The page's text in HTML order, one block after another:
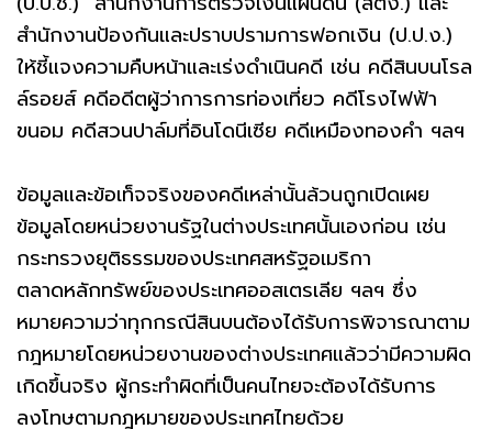
สำนักงานป้องกันและปราบปรามการฟอกเงิน (ป.ป.ง.)
ให้ชี้แจงความคืบหน้าและเร่งดำเนินคดี เช่น คดีสินบนโรล
ล์รอยส์ คดีอดีตผู้ว่าการการท่องเที่ยว คดีโรงไฟฟ้า
ขนอม คดีสวนปาล์มที่อินโดนีเซีย คดีเหมืองทองคำ ฯลฯ
ข้อมูลและข้อเท็จจริงของคดีเหล่านั้นล้วนถูกเปิดเผย
ข้อมูลโดยหน่วยงานรัฐในต่างประเทศนั้นเองก่อน เช่น
กระทรวงยุติธรรมของประเทศสหรัฐอเมริกา
ตลาดหลักทรัพย์ของประเทศออสเตรเลีย ฯลฯ ซึ่ง
หมายความว่าทุกกรณีสินบนต้องได้รับการพิจารณาตาม
กฎหมายโดยหน่วยงานของต่างประเทศแล้วว่ามีความผิด
เกิดขึ้นจริง ผู้กระทำผิดที่เป็นคนไทยจะต้องได้รับการ
ลงโทษตามกฎหมายของประเทศไทยด้วย